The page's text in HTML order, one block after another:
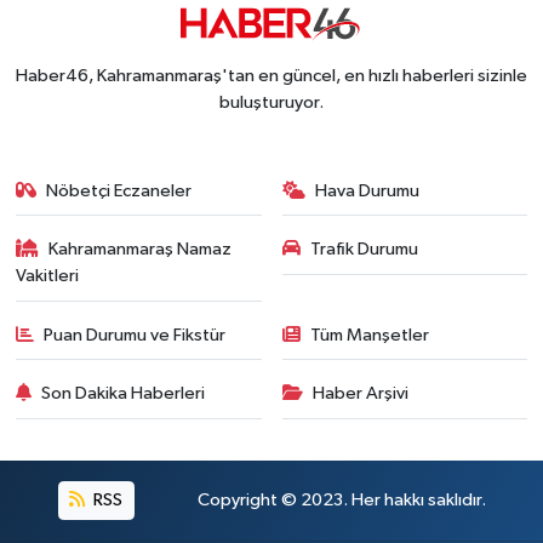
Kahramanmaraş-Göksun Yolunu Kullananlar
Kahramanmaraş'ın Tarihi Mirası İçin Ankara'da
Haber46, Kahramanmaraş'tan en güncel, en hızlı haberleri sizinle
buluşturuyor.
Nöbetçi Eczaneler Hava Durumu
Kahramanmaraş Namaz
Vakitleri
Trafik Durumu
Puan Durumu ve Fikstür Tüm Manşetler
Son Dakika Haberleri Haber Arşivi
RSS Copyright © 2023. Her hakkı saklıdır.